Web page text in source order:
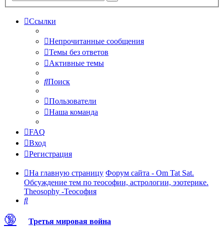
Ссылки
Непрочитанные сообщения
Темы без ответов
Активные темы
Поиск
Пользователи
Наша команда
FAQ
Вход
Регистрация
На главную страницу Форум сайта - Om Tat Sat.
Обсуждение тем по теософии, астрологии, эзотерике.
Theosophy -Теософия
Поиск
🔞 Третья мировая война